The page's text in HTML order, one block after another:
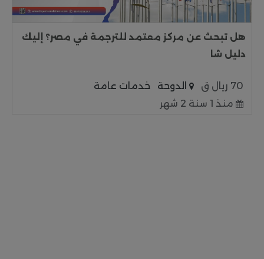
هل تبحث عن مركز معتمد للترجمة في مصر؟ إليك
دليل شا
70 ريال ق الدوحة
خدمات عامة
منذ 1 سنة 2 شهر